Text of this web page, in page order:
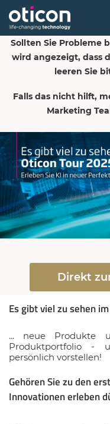
Sollten Sie Probleme
wird angezeigt, dass
leeren Sie
Falls das nicht hilft,
Marketing
Direkt
Es gibt viel zu sehen
... neue Produkte
Produktportfolio -
persönlich vorstellen!
Gehören Sie zu den
Innovationen erleben